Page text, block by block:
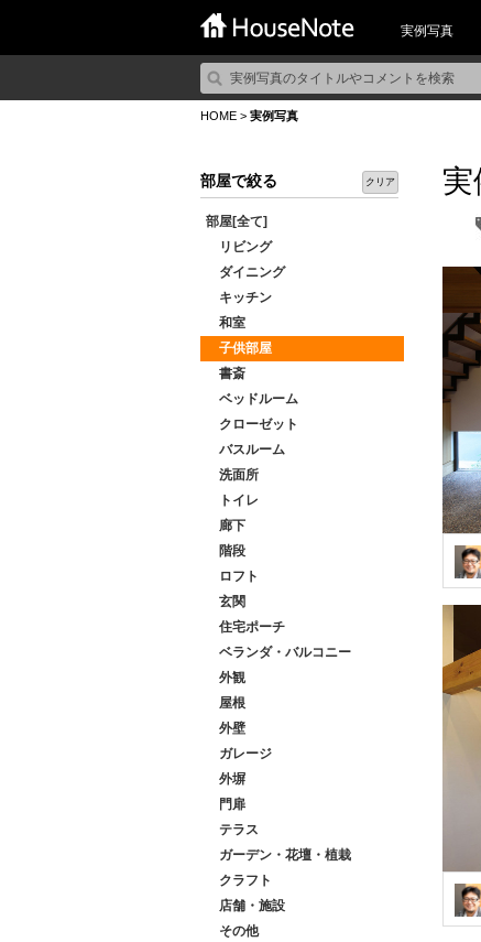
実例写真
HOME > 実例写真
部屋で絞る クリア
部屋[全て]
リビング
ダイニング
キッチン
和室
子供部屋
書斎
ベッドルーム
クローゼット
バスルーム
洗面所
トイレ
廊下
階段
ロフト
玄関
住宅ポーチ
ベランダ・バルコニー
外観
屋根
外壁
ガレージ
外塀
門扉
テラス
ガーデン・花壇・植栽
クラフト
店舗・施設
その他
実